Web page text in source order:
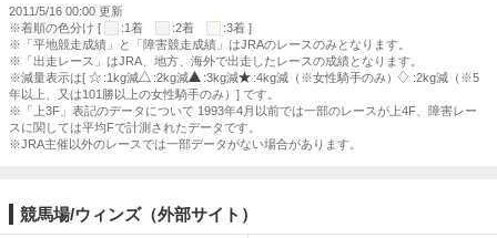
2011/5/16 00:00 更新
※着順の色分け [
:1着 :2着
:3着 ]
※「平地競走成績」と「障害競走成績」はJRAのレースのみとなります。
※「出走レース」はJRA、地方、海外で出走したレースの成績となります。
※減量表示は[
:1kg減 :2kg減 :3kg減 :4kg減（※女性騎手のみ）
:2kg減（※5
年以上、又は101勝以上の女性騎手のみ）] です。
※「上3F」表記のデータについて 1993年4月以前では一部のレースが上4F、障害レー
スに関しては平均Fで計測されたデータです。
※JRA主催以外のレースでは一部データがない場合があります。
競馬場/ウィンズ（外部サイト）